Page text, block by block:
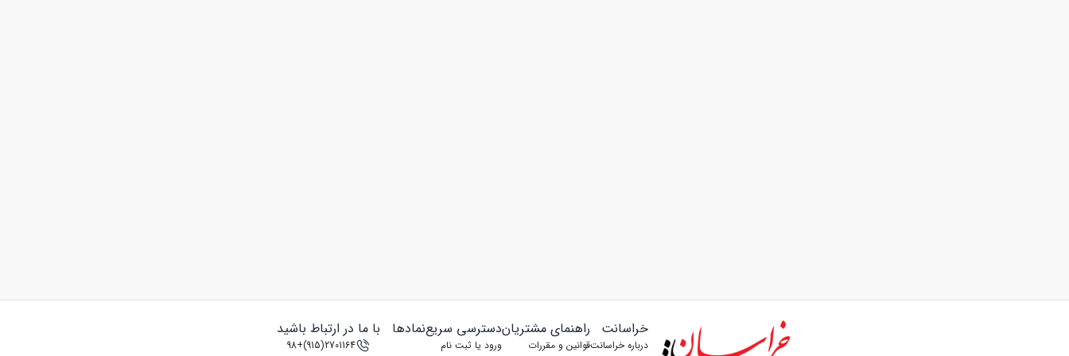
خراسانت
درباره خراسانت
راهنمای مشتریان
قوانین و مقررات
دسترسی سریع
ورود یا ثبت‌ نام
نمادها با ما در ارتباط باشید
2701164(915)+98